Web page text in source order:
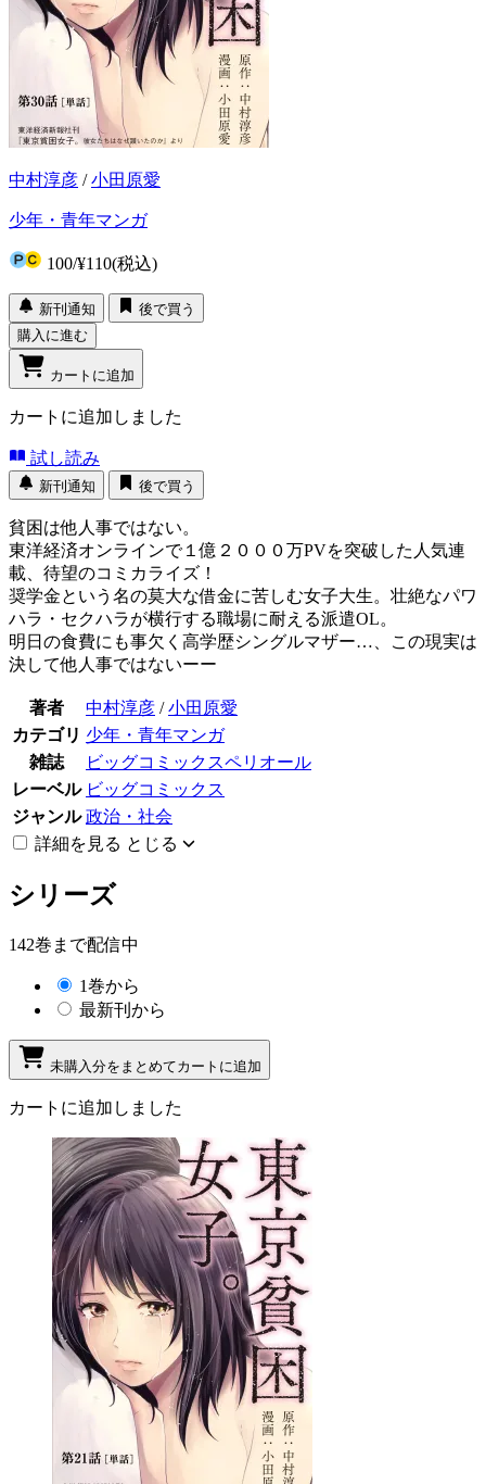
中村淳彦 /小田原愛
少年・青年マンガ
100/¥110(税込)
新刊通知
後で買う
購入に進む
カートに追加
カートに追加しました
試し読み
新刊通知 後で買う
貧困は他人事ではない。
東洋経済オンラインで１億２０００万PVを突破した人気連
載、待望のコミカライズ！
奨学金という名の莫大な借金に苦しむ女子大生。壮絶なパワ
ハラ・セクハラが横行する職場に耐える派遣OL。
明日の食費にも事欠く高学歴シングルマザー…、この現実は
決して他人事ではないーー
著者 中村淳彦 /小田原愛
カテゴリ 少年・青年マンガ
雑誌
ビッグコミックスペリオール
レーベル ビッグコミックス
ジャンル 政治・社会
詳細を見る とじる
シリーズ
142巻まで配信中
1巻から
最新刊から
未購入分をまとめてカートに追加
カートに追加しました